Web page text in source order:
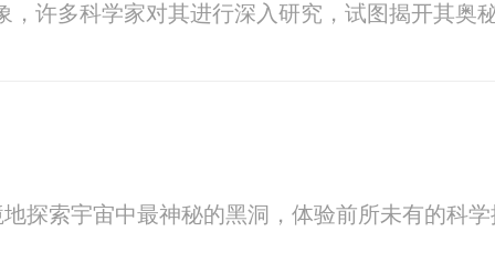
，许多科学家对其进行深入研究，试图揭开其奥
探索宇宙中最神秘的黑洞，体验前所未有的科